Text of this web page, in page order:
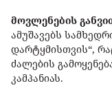
მოვლენების
ამუშავებს
დარტყმისთვის“,
ძალების
კამპანიას.